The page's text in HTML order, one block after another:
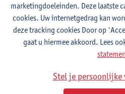
Contact
Stadscampus
Sint-Jacobstraat 2
2000 Antwerpen, BEL
marketingdoeleinden. Deze laatste
cookies. Uw internetgedrag kan
deze tracking cookies Door op
gaat u hiermee akkoord. Lees
Stel je persoonlijke